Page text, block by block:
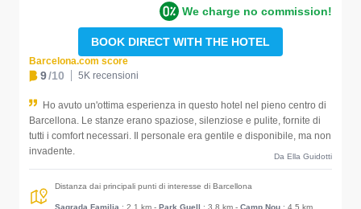
We charge no commission!
BOOK DIRECT WITH THE HOTEL
Barcelona.com score
9/10 5K recensioni
Ho avuto un'ottima esperienza in questo hotel nel pieno centro di
Barcellona. Le stanze erano spaziose, silenziose e pulite, fornite di
tutti i comfort necessari. Il personale era gentile e disponibile, ma non
invadente.
Da Ella Guidotti
Distanza dai principali punti di interesse di Barcellona
Sagrada Familia : 2.1 km - Park Guell : 3.8 km - Camp Nou : 4.5 km